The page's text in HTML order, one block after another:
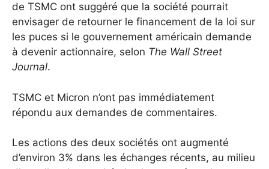
de TSMC ont suggéré que la société pourrait
envisager de retourner le financement de la loi sur
les puces si le gouvernement américain demande
à devenir actionnaire, selon The Wall Street
Journal.
TSMC et Micron n’ont pas immédiatement
répondu aux demandes de commentaires.
Les actions des deux sociétés ont augmenté
d’environ 3% dans les échanges récents, au milieu